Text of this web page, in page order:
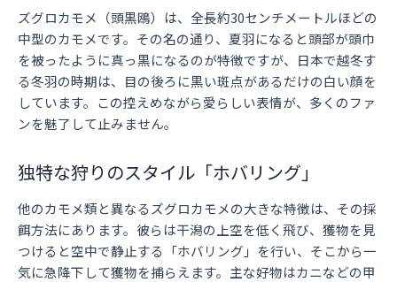
ズグロカモメ（頭黒鴎）は、全長約30センチメートルほどの
中型のカモメです。その名の通り、夏羽になると頭部が頭巾
を被ったように真っ黒になるのが特徴ですが、日本で越冬す
る冬羽の時期は、目の後ろに黒い斑点があるだけの白い顔を
しています。この控えめながら愛らしい表情が、多くのファ
ンを魅了して止みません。
独特な狩りのスタイル「ホバリング」
他のカモメ類と異なるズグロカモメの大きな特徴は、その採
餌方法にあります。彼らは干潟の上空を低く飛び、獲物を見
つけると空中で静止する「ホバリング」を行い、そこから一
気に急降下して獲物を捕らえます。主な好物はカニなどの甲